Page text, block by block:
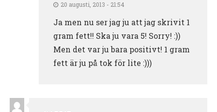
20 augusti, 2013 - 21:54
Ja men nu ser jag ju att jag skrivit 1
gram fett!! Ska ju vara 5! Sorry! :))
Men det var ju bara positivt! 1 gram
fett är ju på tok för lite :)))